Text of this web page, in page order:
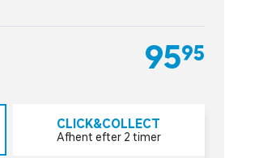
95,95
CLICK&COLLECT
Afhent efter 2 timer